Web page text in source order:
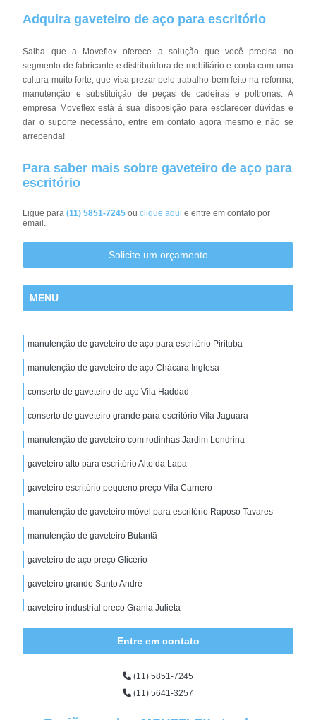
Adquira gaveteiro de aço para escritório
Saiba que a Moveflex oferece a solução que você precisa no
segmento de fabricante e distribuidora de mobiliário e conta com uma
cultura muito forte, que visa prezar pelo trabalho bem feito na reforma,
manutenção e substituição de peças de cadeiras e poltronas. A
empresa Moveflex está à sua disposição para esclarecer dúvidas e
dar o suporte necessário, entre em contato agora mesmo e não se
arrependa!
Para saber mais sobre gaveteiro de aço para
escritório
Ligue para(11) 5851-7245ouclique aqui e entre em contato por
email.
Solicite um orçamento
MENU
manutenção de gaveteiro de aço para escritório Pirituba
manutenção de gaveteiro de aço Chácara Inglesa
conserto de gaveteiro de aço Vila Haddad
conserto de gaveteiro grande para escritório Vila Jaguara
manutenção de gaveteiro com rodinhas Jardim Londrina
gaveteiro alto para escritório Alto da Lapa
gaveteiro escritório pequeno preço Vila Carnero
manutenção de gaveteiro móvel para escritório Raposo Tavares
manutenção de gaveteiro Butantã
gaveteiro de aço preço Glicério
gaveteiro grande Santo André
gaveteiro industrial preço Granja Julieta
conserto de gaveteiro organizador Centro
gaveteiro com rodinhas Salesópolis
conserto de gaveteiro alto para escritório Água Rasa
Entre em contato
(11) 5851-7245
(11) 5641-3257